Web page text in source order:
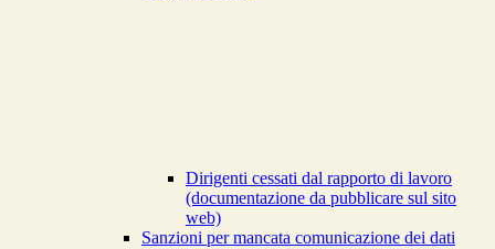
Dirigenti cessati dal rapporto di lavoro
(documentazione da pubblicare sul sito
web)
Sanzioni per mancata comunicazione dei dati